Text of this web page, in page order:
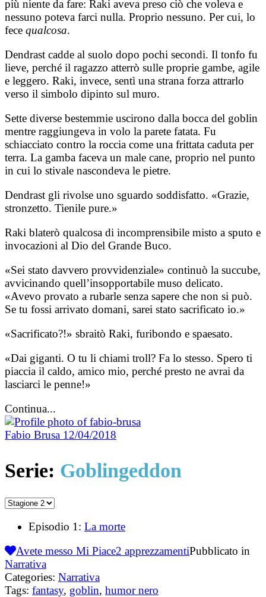
più niente da fare: Raki aveva preso ciò che voleva e
nessuno poteva farci nulla. Proprio nessuno. Per cui, lo
fece qualcosa.
Dendrast cadde al suolo dopo pochi secondi. Il tonfo fu
lieve, perché il ragazzo atterrò sulle proprie gambe, agile
e leggero. Raki, invece, sentì una strana forza attrarlo
verso il simbolo dipinto sul muro.
Sette diverse bestemmie uscirono dalla bocca del goblin
mentre raggiungeva in volo la parete fatata. Fu
schiacciato contro la roccia come una frittata caduta per
terra. La gamba faceva un male cane, proprio nel punto
in cui lo stivale nascondeva le pietre.
Dendrast gli rivolse uno sguardo soddisfatto. «Grazie,
stronzetto. Tienile pure.»
Raki blaterò qualcosa di incomprensibile misto a sputo e
invocazioni al Dio del Grande Buco.
«Sei stato davvero provvidenziale» continuò la succube,
avvicinando quell’insopportabile muso delicato.
«Avevo provato a rubarle senza sapere che non si può.
Se tu fossi arrivato domani, sarei stato sacrificato io.»
«Sacrificato?!» sbraitò Raki, furibondo e spaesato.
«Dai giganti. O tu li chiami troll? Fa lo stesso. Spero ti
piaccia il caldo, amico mio, perché presto ne avrai da
lasciarci le penne!»
Continua...
Fabio Brusa 12/04/2018
Serie: Goblingeddon
Episodio 1: La morte
Avete messo Mi Piace2 apprezzamentiPubblicato in
Narrativa
Categories: Narrativa
Tags: fantasy, goblin, humor nero